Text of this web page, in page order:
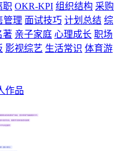
职 OKR-KPI 组织结构 采购
管理 面试技巧 计划总结 综
著 亲子家庭 心理成长 职场
影视综艺 生活常识 体育游
作品